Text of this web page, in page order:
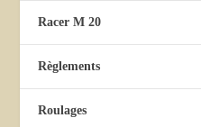
Racer M 20
Règlements
Roulages